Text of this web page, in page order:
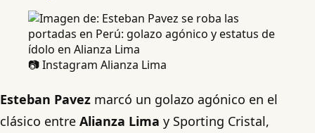
📷 Instagram Alianza Lima
Esteban Pavez marcó un golazo agónico en el
clásico entre Alianza Lima y Sporting Cristal,